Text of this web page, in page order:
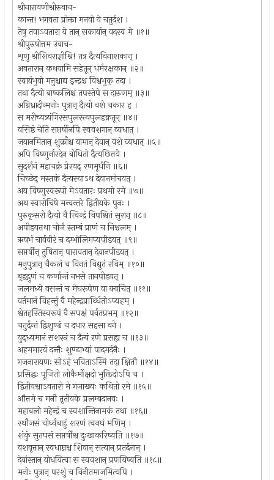
श्रीनारायणीश्रीरुवाच-
कान्त! भगवता प्रोक्ता मनवो ये चतुर्दश ।
तेषु तवाऽवतारा ये तान् सकार्यान् वदस्व मे ॥१॥
श्रीपुरुषोत्तम उवाच-
शृणु श्रीशिवराज्ञीश्रि! तत्र दैत्यविनाशकान् ।
अवतारान् कथयामि सहेतून् धर्मरक्षकान् ॥२॥
स्वायंभुवो मनुश्चाद्य इन्द्रश्च विश्वभुक् तदा ।
तथा दैत्यो बाष्कलिश्च तपस्तेपे स दारुणम् ॥३॥
अग्निध्रादीन्मनोः पुत्रान् दैत्यो वशे चकार ह ।
स मरीच्यत्र्यंगिरसपुलस्त्यपुलहक्रतून् ॥४॥
वसिष्ठं चेति सप्तर्षीनपि स्ववशगान् व्यधात् ।
जयानमितान् शुक्राँश्च यामान् देवान् वशे व्यधात् ॥५॥
अपि विष्णुर्नारदेन बोधितो दैत्यछित्तये ।
सुदर्शनं महाचक्रं प्रेरयद् रणमूर्धनि ॥६॥
चिच्छेद् मस्तकं दैत्यस्याऽथ देवानमोचयत् ।
अय विष्णुस्वरूपो मेऽवतारः प्रथमो रमे ॥७॥
अथ स्वारोचिषे मन्वन्तरे द्वितीयके पुनः ।
पुरुकृसरो दैत्यो वै त्विन्द्रं विपश्चितं सुरान् ॥८॥
अपीडयत्तथा चोर्जं स्तम्बं प्राणं च निश्चलम् ।
ऋषभं चार्ववीरं च दम्भोलिमप्यपीडयत् ॥९॥
सप्तर्षीन् तुषितान् पारावतान् देवानपीडयत् ।
मनुपुत्रान् चैकलं च विनतं विद्युतं रविम् ॥१०॥
बृहद्गुणं च कर्णान्तं नभसे तानपीडयत् ।
जलमध्ये वसन्तं च मेघरूपेण वा क्वचित् ॥११॥
वर्तमानं विहन्तुं वै महेन्द्रप्रार्थ्धितोऽप्यहम् ।
श्वेतहस्तिस्वरूपं वै सपक्षं पर्वतप्रभम् ॥१२॥
चतुर्दन्तं द्विशुण्ढं च दधार सहसा वने ।
युद्ध्यमानं सशस्त्रं च दैत्यं रणे प्रसह्य च ॥१३॥
अहममारयं दन्तैः शुण्ढाभ्यां पादमर्दनैः ।
गजनारायणः सोऽहं भविताऽस्मि तदा क्षितौ ॥१४॥
प्रसिद्धः पूजितो लोकैर्मोक्षदो भुक्तिदोऽपि च ।
द्वितीयश्चाऽवतारो मे गजाख्यः कथितो रमे ॥१५॥
औत्तमे च मनौ तृतीयके प्रलम्बदानवः ।
महाबलो महेन्द्रं च स्वशान्तिनामकं तथा ॥१६॥
रथौजसं चोर्ध्वबाहुं शरणं त्वनघं मणिम् ।
शंकुं सुतपसं सप्तर्षींश्च दुःखाकरिष्यति ॥१७॥
वशवृत्तान् स्वधाम्नश्च शिवान् सत्यान् प्रतर्दनान् ।
देवांस्तान् योधयित्वा स स्ववशान् प्रणयिष्यति ॥१८॥
मनोः पुत्रान् परशुं च विनीतमाजमित्यपि ।